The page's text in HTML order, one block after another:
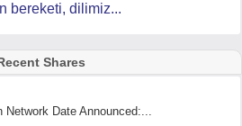
bereketi, dilimiz...
Shares
Date Announced:...